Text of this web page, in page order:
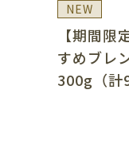
NEW
【期間限
すめブレ
300g（計